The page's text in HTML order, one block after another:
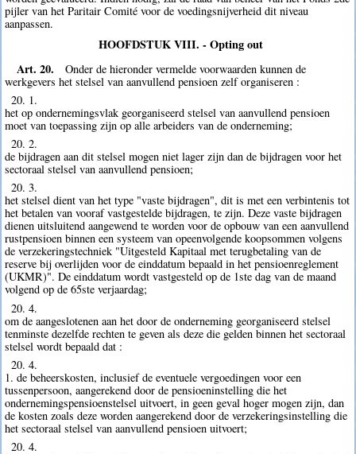
pijler van het Paritair Comité voor de voedingsnijverheid dit niveau
aanpassen.
HOOFDSTUK VIII. - Opting out
Art. 20.
Onder de hieronder vermelde voorwaarden kunnen de
werkgevers het stelsel van aanvullend pensioen zelf organiseren :
20. 1.
het op ondernemingsvlak georganiseerd stelsel van aanvullend pensioen
moet van toepassing zijn op alle arbeiders van de onderneming;
20. 2.
de bijdragen aan dit stelsel mogen niet lager zijn dan de bijdragen voor het
sectoraal stelsel van aanvullend pensioen;
20. 3.
het stelsel dient van het type "vaste bijdragen", dit is met een verbintenis tot
het betalen van vooraf vastgestelde bijdragen, te zijn. Deze vaste bijdragen
dienen uitsluitend aangewend te worden voor de opbouw van een aanvullend
rustpensioen binnen een systeem van opeenvolgende koopsommen volgens
de verzekeringstechniek "Uitgesteld Kapitaal met terugbetaling van de
reserve bij overlijden voor de einddatum bepaald in het pensioenreglement
(UKMR)". De einddatum wordt vastgesteld op de 1ste dag van de maand
volgend op de 65ste verjaardag;
20. 4.
om de aangeslotenen aan het door de onderneming georganiseerd stelsel
tenminste dezelfde rechten te geven als deze die gelden binnen het sectoraal
stelsel wordt bepaald dat :
20. 4.
1. de beheerskosten, inclusief de eventuele vergoedingen voor een
tussenpersoon, aangerekend door de pensioeninstelling die het
ondernemingspensioenstelsel uitvoert, in geen geval hoger mogen zijn, dan
de kosten zoals deze worden aangerekend door de verzekeringsinstelling die
het sectoraal stelsel van aanvullend pensioen uitvoert;
20. 4.